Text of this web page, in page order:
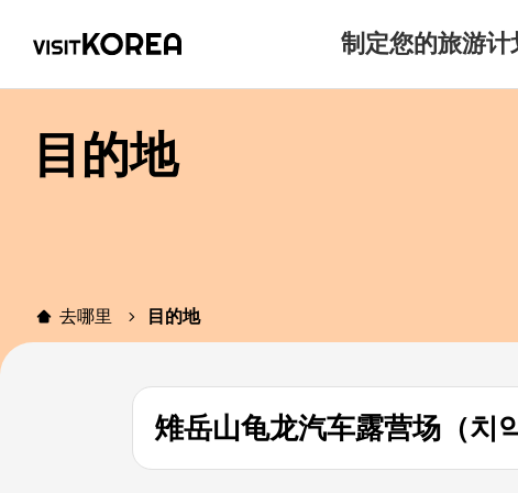
制定您的旅游计
目的地
去哪里 目的地
雉岳山龟龙汽车露营场（치